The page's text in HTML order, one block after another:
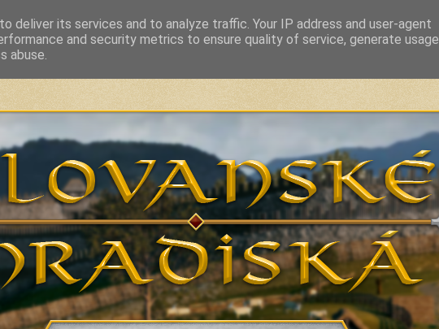
and related countries from 7th to 10th Century
deliver its services and to analyze traffic. Your IP address and user-agent
and security metrics to ensure quality of service, generate usage
abuse.